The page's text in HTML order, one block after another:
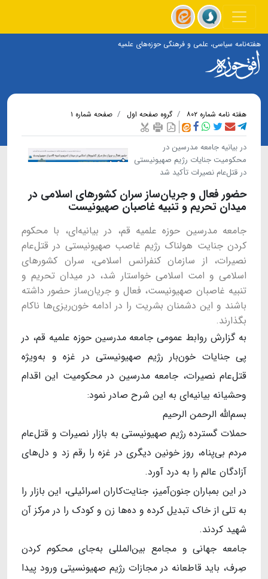
هفته‌نامه سیاسی، علمی و فرهنگی حوزه‌های علمیه
هفته نامه شماره ۸۰۲ گروه صفحه اول صفحه شماره ۱
در بیانیه جامعه مدرسین در
محکومیت جنایات رژیم صهیونیستی
در قتل‌عام نصیرات تأکید شد
حضور فعال و جریان‌ساز سران کشورهای اسلامی در
میدان تحریم و تنبیه غاصبان صهیونیست
جامعه مدرسین حوزه علمیه قم، در بیانیه‌ای، با محکوم
کردن جنایت هولناک رژیم غاصب صهیونیستی در قتل‌عام
نصیرات، از سازمان کنفرانس اسلامی، سران کشورهای
اسلامی و امت اسلامی خواستار شد، در میدان تحریم و
تنبیه غاصبان صهیونیست، فعال و جریان‌ساز حضور داشته
باشند و این دشمنان بشریت را در ادامه خون‌ریزی‌ها ناکام
بگذارند.
به گزارش روابط عمومی جامعه مدرسین حوزه علمیه قم، در
پی جنایات خون‌بار رژیم صهیونیستی در غزه و به‌ویژه
قتل‌عام نصیرات، جامعه مدرسین در محکومیت این اقدام
وحشیانه بیانیه‌ای به این شرح صادر نمود:
بسم‌الله الرحمن الرحیم
حملات گسترده رژیم صهیونیستی به بازار نصیرات و قتل‌عام
مردم بی‌پناه، روز خونین دیگری در غزه را رقم زد و دل‌های
آزادگان عالم را به درد آورد.
در این بمباران جنون‌آمیز، جنایت‌کاران اسرائیلی، این بازار را
به تلی از خاک تبدیل کرده و ده‌ها زن و کودک را در مرکز آن
شهید کردند.
جامعه جهانی و مجامع بین‌المللی به‌جای محکوم ‌کردن
صِرف، باید قاطعانه در مجازات رژیم صهیونسیتی ورود پیدا